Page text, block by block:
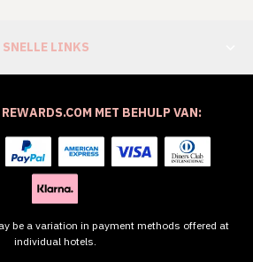
SNELLE LINKS
MET BEHULP VAN:
be a variation in payment methods offered at
individual hotels.